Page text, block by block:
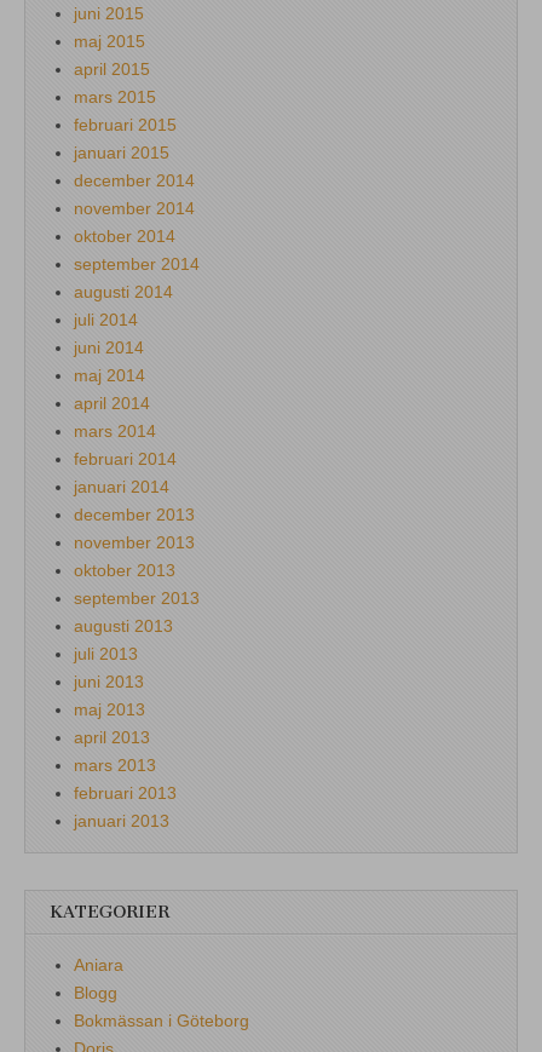
juni 2015
maj 2015
april 2015
mars 2015
februari 2015
januari 2015
december 2014
november 2014
oktober 2014
september 2014
augusti 2014
juli 2014
juni 2014
maj 2014
april 2014
mars 2014
februari 2014
januari 2014
december 2013
november 2013
oktober 2013
september 2013
augusti 2013
juli 2013
juni 2013
maj 2013
april 2013
mars 2013
februari 2013
januari 2013
KATEGORIER
Aniara
Blogg
Bokmässan i Göteborg
Doris